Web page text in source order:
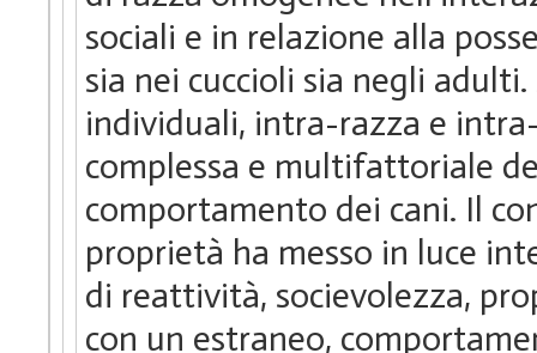
sociali e in relazione alla
sia nei cuccioli sia negli
individuali, intra-razza e
complessa e multifattoriale
comportamento dei cani. Il
proprietà ha messo in luce
di reattività, socievolezza,
con un estraneo,